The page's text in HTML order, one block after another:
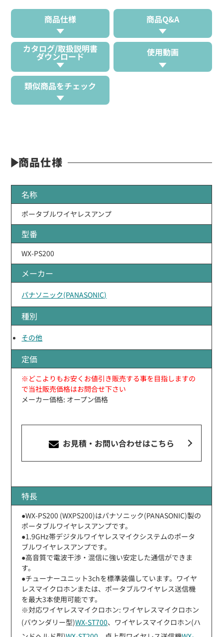
商品仕様 商品Q&A
カタログ/取扱説明書
ダウンロード 使用動画
類似商品をチェック
商品仕様
名称
ポータブルワイヤレスアンプ
型番
WX-PS200
メーカー
パナソニック(PANASONIC)
種別
その他
定価
※どこよりもお安くお値引き販売する事を目指しますの
で当社販売価格はお問合せ下さい
メーカー価格: オープン価格
お見積・お問い合わせはこちら
特長
●WX-PS200 (WXPS200)はパナソニック(PANASONIC)製の
ポータブルワイヤレスアンプです。
●1.9GHz帯デジタルワイヤレスマイクシステムのポータ
ブルワイヤレスアンプです。
●高音質で電波干渉・混信に強い安定した通信ができま
す。
●チューナーユニット3chを標準装備しています。ワイヤ
レスマイクロホンまたは、ポータブルワイヤレス送信機
を最大3本使用可能です。
※対応ワイヤレスマイクロホン: ワイヤレスマイクロホン
(バウンダリー型)WX-ST700、ワイヤレスマイクロホン(ハ